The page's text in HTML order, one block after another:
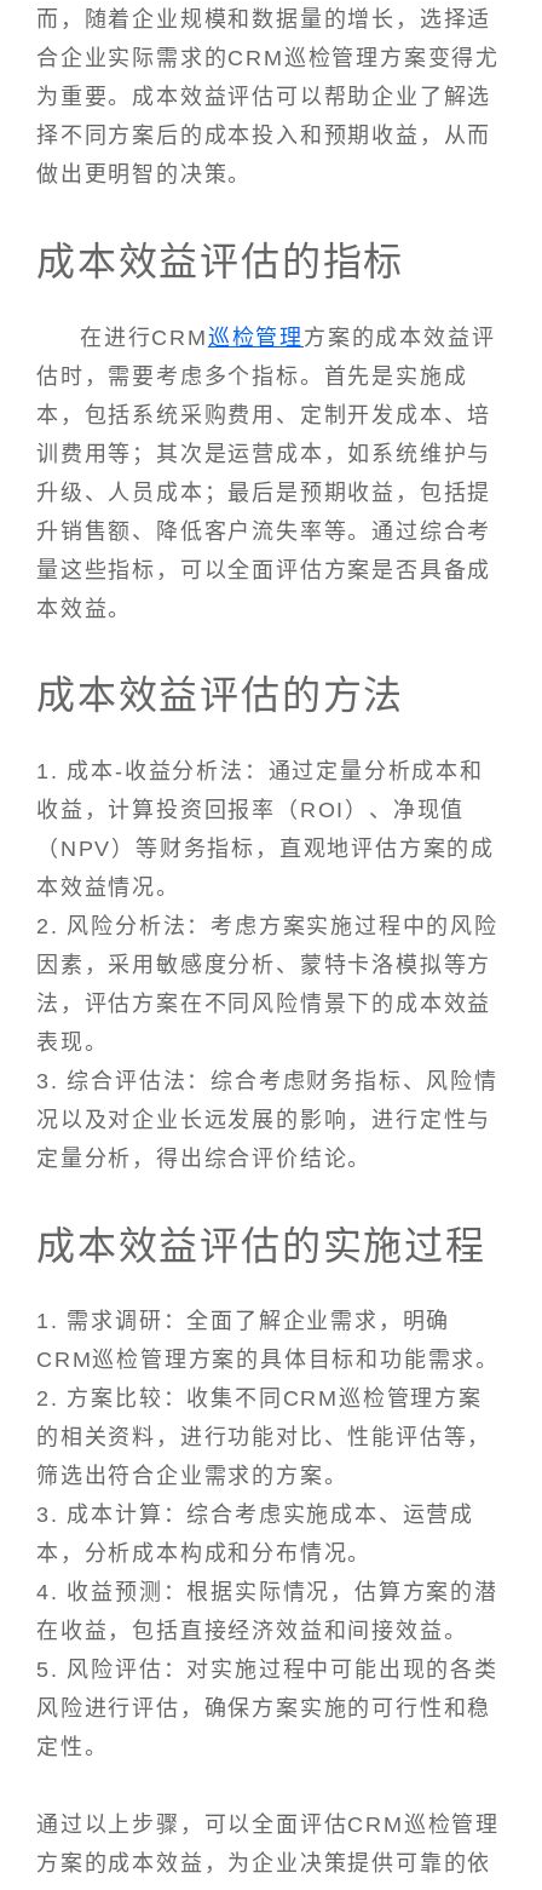
而，随着企业规模和数据量的增长，选择适
合企业实际需求的CRM巡检管理方案变得尤
为重要。成本效益评估可以帮助企业了解选
择不同方案后的成本投入和预期收益，从而
做出更明智的决策。
成本效益评估的指标
在进行CRM巡检管理 方案的成本效益评
估时，需要考虑多个指标。首先是实施成
本，包括系统采购费用、定制开发成本、培
训费用等；其次是运营成本，如系统维护与
升级、人员成本；最后是预期收益，包括提
升销售额、降低客户流失率等。通过综合考
量这些指标，可以全面评估方案是否具备成
本效益。
成本效益评估的方法
1. 成本-收益分析法：通过定量分析成本和
收益，计算投资回报率（ROI）、净现值
（NPV）等财务指标，直观地评估方案的成
本效益情况。
2. 风险分析法：考虑方案实施过程中的风险
因素，采用敏感度分析、蒙特卡洛模拟等方
法，评估方案在不同风险情景下的成本效益
表现。
3. 综合评估法：综合考虑财务指标、风险情
况以及对企业长远发展的影响，进行定性与
定量分析，得出综合评价结论。
成本效益评估的实施过程
1. 需求调研：全面了解企业需求，明确
CRM巡检管理方案的具体目标和功能需求。
2. 方案比较：收集不同CRM巡检管理方案
的相关资料，进行功能对比、性能评估等，
筛选出符合企业需求的方案。
3. 成本计算：综合考虑实施成本、运营成
本，分析成本构成和分布情况。
4. 收益预测：根据实际情况，估算方案的潜
在收益，包括直接经济效益和间接效益。
5. 风险评估：对实施过程中可能出现的各类
风险进行评估，确保方案实施的可行性和稳
定性。
通过以上步骤，可以全面评估CRM巡检管理
方案的成本效益，为企业决策提供可靠的依